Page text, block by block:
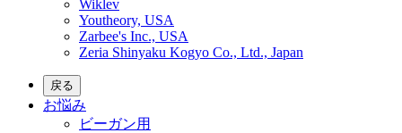
Wiklev
Youtheory, USA
Zarbee's Inc., USA
Zeria Shinyaku Kogyo Co., Ltd., Japan
戻る
お悩み
ビーガン用